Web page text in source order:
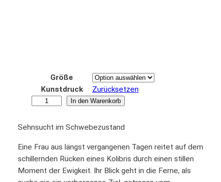
Größe
Kunstdruck
Zurücksetzen
o
o
M
e
In den Warenkorb
Sehnsucht im Schwebezustand
Eine Frau aus längst vergangenen Tagen reitet auf dem
schillernden Rücken eines Kolibris durch einen stillen
Moment der Ewigkeit. Ihr Blick geht in die Ferne, als